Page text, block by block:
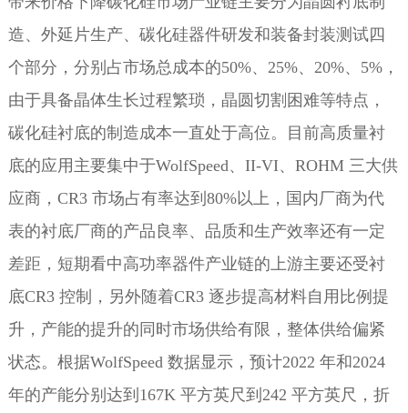
造、外延片生产、碳化硅器件研发和装备封装测试四
个部分，分别占市场总成本的50%、25%、20%、5%，
由于具备晶体生长过程繁琐，晶圆切割困难等特点，
碳化硅衬底的制造成本一直处于高位。目前高质量衬
底的应用主要集中于WolfSpeed、II-VI、ROHM 三大供
应商，CR3 市场占有率达到80%以上，国内厂商为代
表的衬底厂商的产品良率、品质和生产效率还有一定
差距，短期看中高功率器件产业链的上游主要还受衬
底CR3 控制，另外随着CR3 逐步提高材料自用比例提
升，产能的提升的同时市场供给有限，整体供给偏紧
状态。根据WolfSpeed 数据显示，预计2022 年和2024
年的产能分别达到167K 平方英尺到242 平方英尺，折